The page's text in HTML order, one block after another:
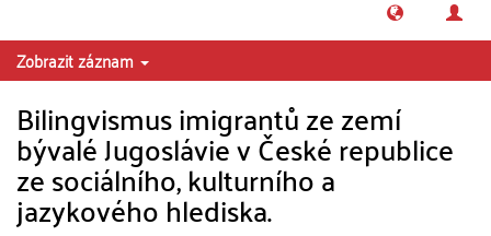
Zobrazit záznam
Bilingvismus imigrantů ze zemí
bývalé Jugoslávie v České republice
ze sociálního, kulturního a
jazykového hlediska.